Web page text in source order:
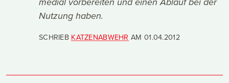
medial vorbereiten und einen Ablauf bei der
Nutzung haben.
SCHRIEB KATZENABWEHR AM 01.04.2012